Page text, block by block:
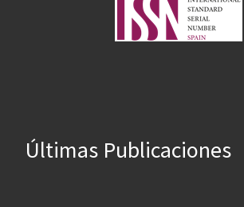
Últimas Publicaciones